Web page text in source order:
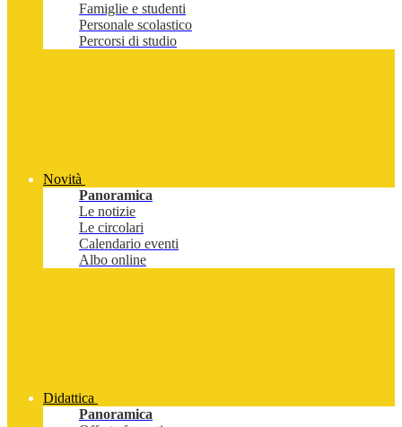
Famiglie e studenti
Personale scolastico
Percorsi di studio
Novità
Panoramica
Le notizie
Le circolari
Calendario eventi
Albo online
Didattica
Panoramica